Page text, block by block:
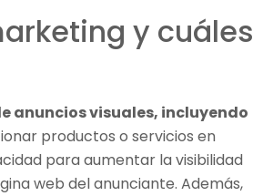
y cuáles
anuncios visuales, incluyendo
productos o servicios en
para aumentar la visibilidad
web del anunciante. Además,